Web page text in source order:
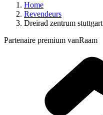
Home
Revendeurs
Dreirad zentrum stuttgart
Partenaire premium vanRaam